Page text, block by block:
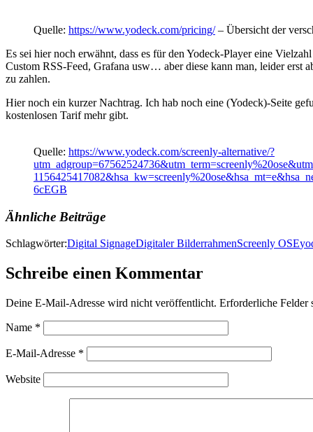
Quelle: https://www.yodeck.com/pricing/– Übersicht der
Es sei hier noch erwähnt, dass es für den Yodeck-Player eine
Custom RSS-Feed, Grafana usw… aber diese kann man, leider erst
zu zahlen.
Hier noch ein kurzer Nachtrag. Ich hab noch eine (Yodeck)-Seite
kostenlosen Tarif mehr gibt.
Quelle: https://www.yodeck.com/screenly-alternative/?
6cEGB
Ähnliche Beiträge
Schlagwörter:Digital SignageDigitaler BilderrahmenScreenly OSE
Schreibe einen Kommentar
Deine E-Mail-Adresse wird nicht veröffentlicht. Erforderliche Felder
Name *
E-Mail-Adresse *
Website